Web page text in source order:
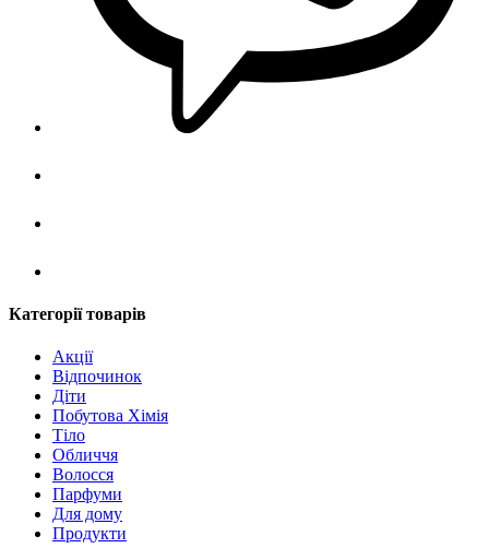
Категорії товарів
Акції
Відпочинок
Діти
Побутова Хімія
Тіло
Обличчя
Волосся
Парфуми
Для дому
Продукти